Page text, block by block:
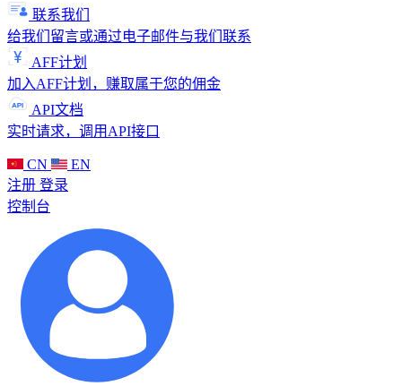
联系我们
给我们留言或通过电子邮件与我们联系
AFF计划
加入AFF计划，赚取属于您的佣金
API文档
实时请求，调用API接口
CN
EN
注册 登录
控制台